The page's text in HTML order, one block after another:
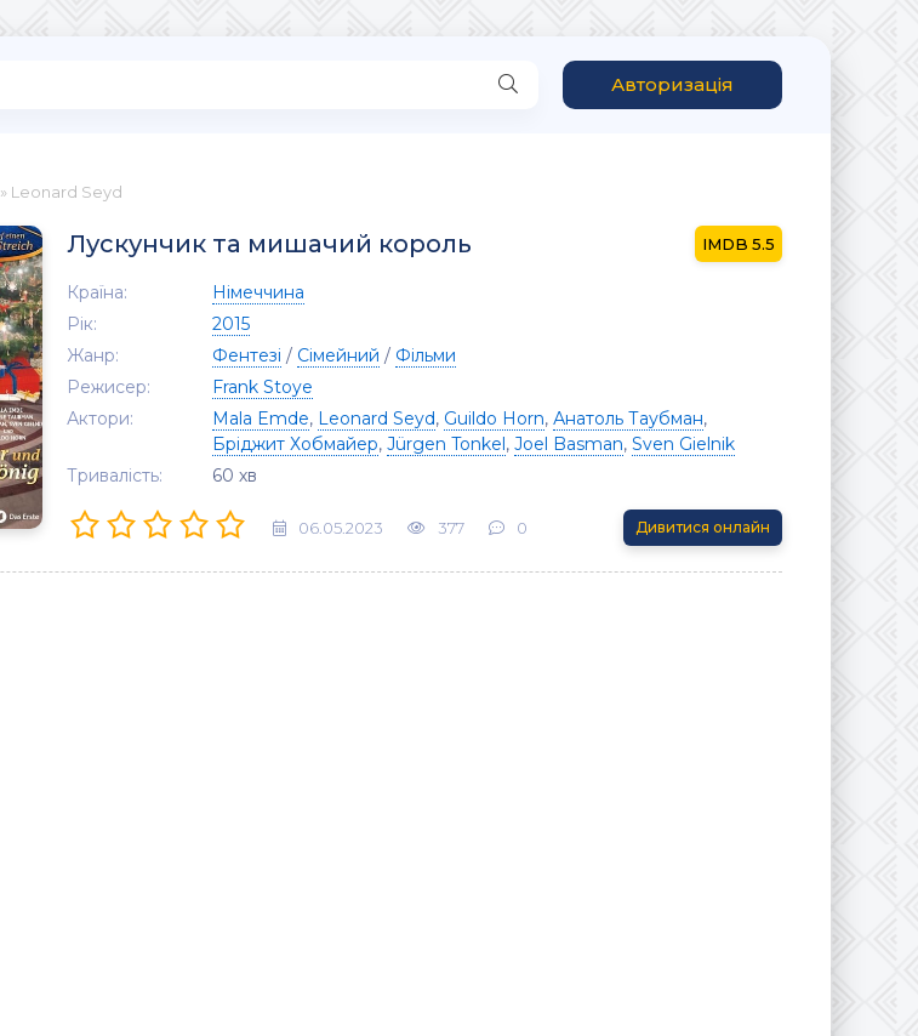
Авторизація
» Leonard Seyd
Лускунчик та мишачий король 5.5
Країна:
Німеччина
Рік:
2015
Жанр:
Фентезі / Сімейний / Фільми
Режисер:
Frank Stoye
Актори:
Mala Emde, Leonard Seyd, Guildo Horn, Анатоль Таубман,
Бріджит Хобмайер, Jürgen Tonkel, Joel Basman, Sven Gielnik
Тривалість:
60 хв
06.05.2023 377 0 Дивитися онлайн